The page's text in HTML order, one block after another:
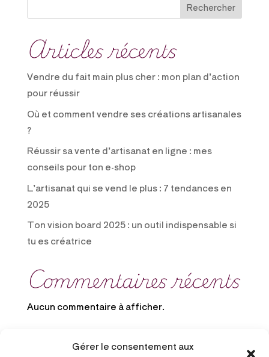
Gérer le consentement aux
Rechercher
Articles récents
Vendre du fait main plus cher : mon plan d’action
pour réussir
Où et comment vendre ses créations artisanales
?
Réussir sa vente d’artisanat en ligne : mes
conseils pour ton e-shop
L’artisanat qui se vend le plus : 7 tendances en
2025
Ton vision board 2025 : un outil indispensable si
tu es créatrice
Commentaires récents
Aucun commentaire à afficher.